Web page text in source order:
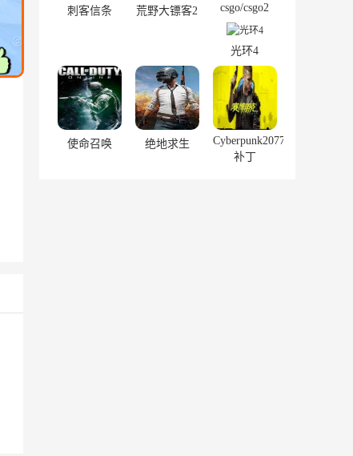
刺客信条 荒野大镖客2 csgo/csgo2
光环4
使命召唤 绝地求生
Cyberpunk2077
补丁